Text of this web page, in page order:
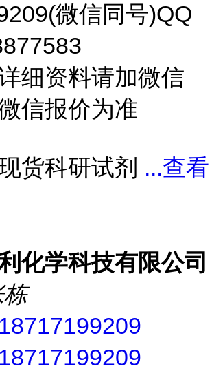
微信同号)QQ
细资料请加微信
信报价为准
货科研试剂 ...查看
化学科技有限公司
栋
18717199209